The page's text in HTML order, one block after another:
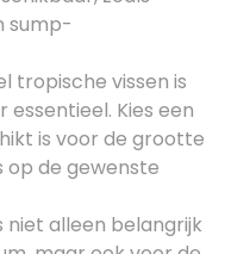
sump-
tropische vissen is
Kies een
is voor de grootte
op de gewenste
niet alleen belangrijk